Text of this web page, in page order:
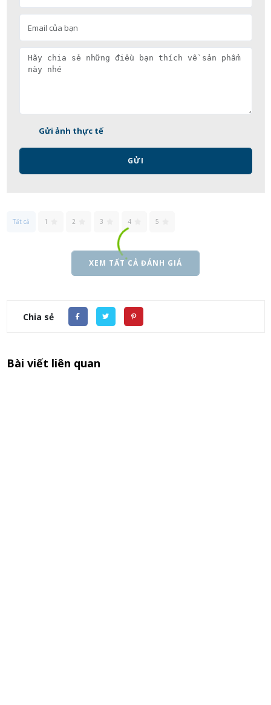
Gửi ảnh thực tế
GỬI
Tất cả 1 2 3 4 5
XEM TẤT CẢ ĐÁNH GIÁ
Chia sẻ
Bài viết liên quan